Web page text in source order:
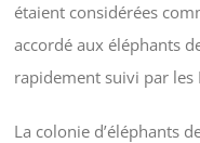
étaient considérées
accordé aux éléphants
rapidement suivi par les
La colonie d’éléphants